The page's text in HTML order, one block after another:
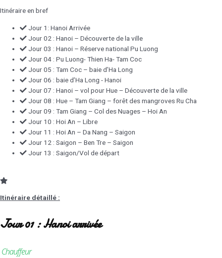
Itinéraire en bref
Jour 1: Hanoi Arrivée
Jour 02 : Hanoi – Découverte de la ville
Jour 03 : Hanoi – Réserve national Pu Luong
Jour 04 : Pu Luong- Thien Ha- Tam Coc
Jour 05 : Tam Coc – baie d’Ha Long
Jour 06 : baie d’Ha Long - Hanoi
Jour 07 : Hanoi – vol pour Hue – Découverte de la ville
Jour 08 : Hue – Tam Giang – forêt des mangroves Ru Cha
Jour 09 : Tam Giang – Col des Nuages – Hoi An
Jour 10 : Hoi An – Libre
Jour 11 : Hoi An – Da Nang – Saigon
Jour 12 : Saigon – Ben Tre – Saigon
Jour 13 : Saigon/Vol de départ
Itinéraire détaillé :
Jour 01 : Hanoi arrivée
Chauffeur